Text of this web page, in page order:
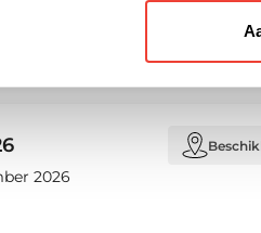
2026
2026
Virtueel.